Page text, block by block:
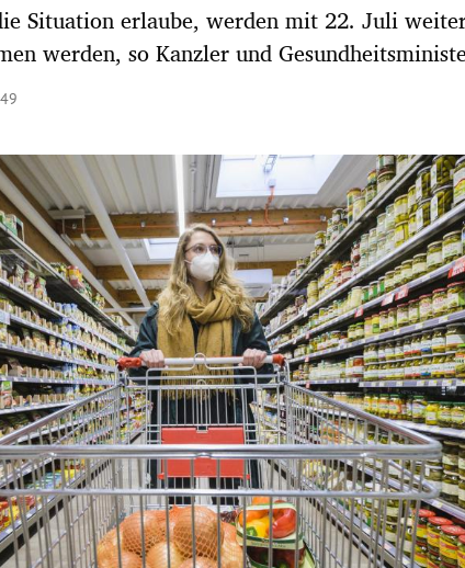
Situation erlaube, werden mit 22. Juli
werden, so Kanzler und
öffnen/schließen